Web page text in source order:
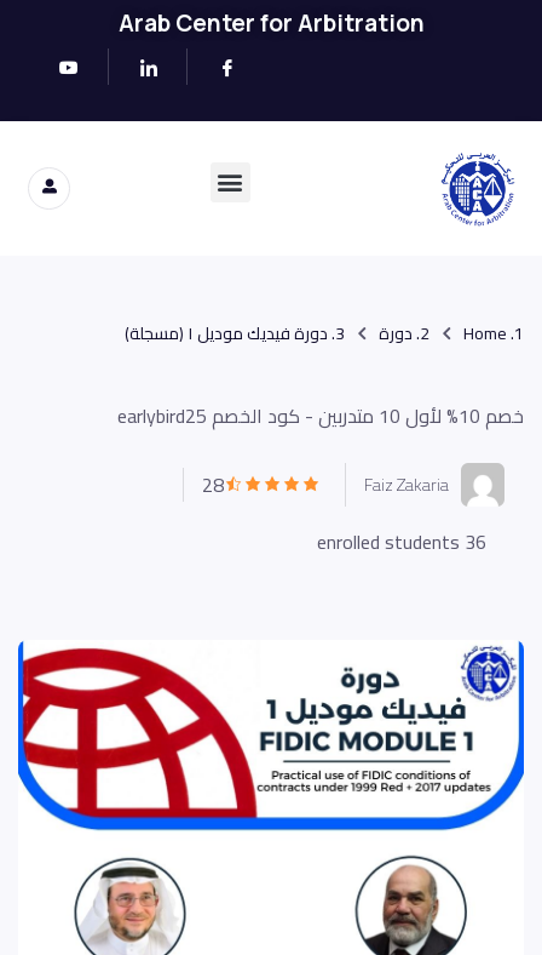
Arab Center for Arbitration
Home دورة دورة فيديك موديل ١ (مسجلة)
خصم 10% لأول 10 متدربين - كود الخصم earlybird25
Faiz Zakaria
28
36 enrolled students